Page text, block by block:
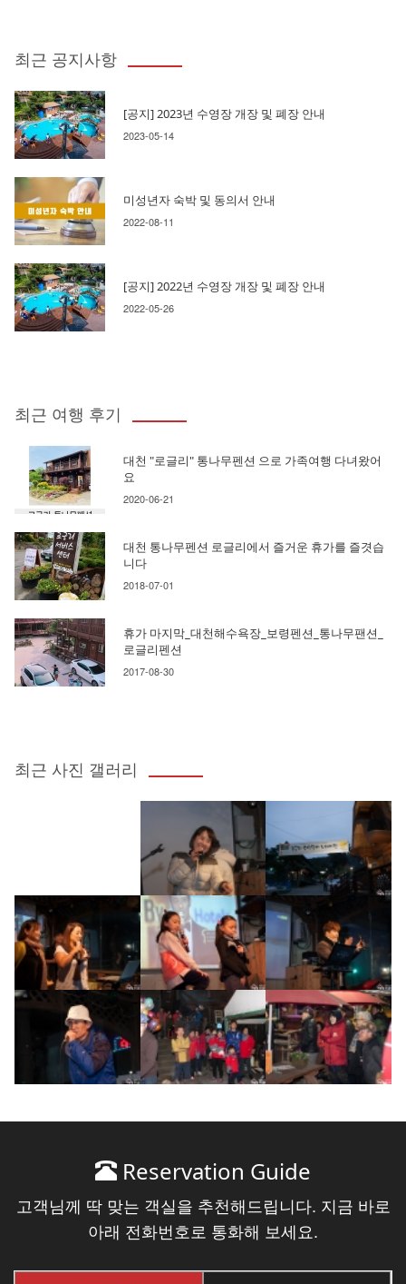
최근 공지사항
[공지] 2023년 수영장 개장 및 폐장 안내
2023-05-14
미성년자 숙박 및 동의서 안내
2022-08-11
[공지] 2022년 수영장 개장 및 폐장 안내
2022-05-26
최근 여행 후기
대천 "로글리" 통나무펜션 으로 가족여행 다녀왔어
요
2020-06-21
대천 통나무펜션 로글리에서 즐거운 휴가를 즐겻습
니다
2018-07-01
휴가 마지막_대천해수욕장_보령펜션_통나무팬션_
로글리펜션
2017-08-30
최근 사진 갤러리
Reservation Guide
고객님께 딱 맞는 객실을 추천해드립니다. 지금 바로
아래 전화번호로 통화해 보세요.